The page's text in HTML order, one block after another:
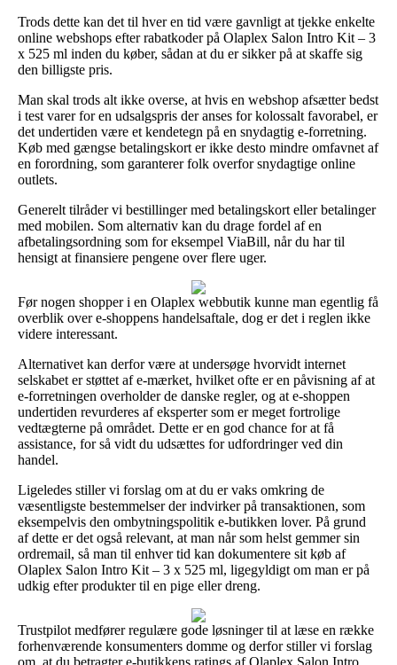
Trods dette kan det til hver en tid være gavnligt at tjekke enkelte
online webshops efter rabatkoder på Olaplex Salon Intro Kit – 3
x 525 ml inden du køber, sådan at du er sikker på at skaffe sig
den billigste pris.
Man skal trods alt ikke overse, at hvis en webshop afsætter bedst
i test varer for en udsalgspris der anses for kolossalt favorabel, er
det undertiden være et kendetegn på en snydagtig e-forretning.
Køb med gængse betalingskort er ikke desto mindre omfavnet af
en forordning, som garanterer folk overfor snydagtige online
outlets.
Generelt tilråder vi bestillinger med betalingskort eller betalinger
med mobilen. Som alternativ kan du drage fordel af en
afbetalingsordning som for eksempel ViaBill, når du har til
hensigt at finansiere pengene over flere uger.
Før nogen shopper i en Olaplex webbutik kunne man egentlig få
overblik over e-shoppens handelsaftale, dog er det i reglen ikke
videre interessant.
Alternativet kan derfor være at undersøge hvorvidt internet
selskabet er støttet af e-mærket, hvilket ofte er en påvisning af at
e-forretningen overholder de danske regler, og at e-shoppen
undertiden revurderes af eksperter som er meget fortrolige
vedtægterne på området. Dette er en god chance for at få
assistance, for så vidt du udsættes for udfordringer ved din
handel.
Ligeledes stiller vi forslag om at du er vaks omkring de
væsentligste bestemmelser der indvirker på transaktionen, som
eksempelvis den ombytningspolitik e-butikken lover. På grund
af dette er det også relevant, at man når som helst gemmer sin
ordremail, så man til enhver tid kan dokumentere sit køb af
Olaplex Salon Intro Kit – 3 x 525 ml, ligegyldigt om man er på
udkig efter produkter til en pige eller dreng.
Trustpilot medfører regulære gode løsninger til at læse en række
forhenværende konsumenters domme og derfor stiller vi forslag
om, at du betragter e-butikkens ratings af Olaplex Salon Intro